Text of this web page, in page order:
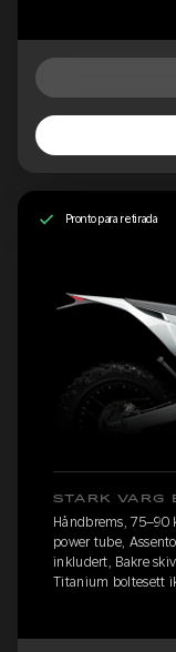
Pronto para retirada
STARK VARG
Håndbrems, 75–90
power tube,
inkludert, Bakre
Titanium boltesett